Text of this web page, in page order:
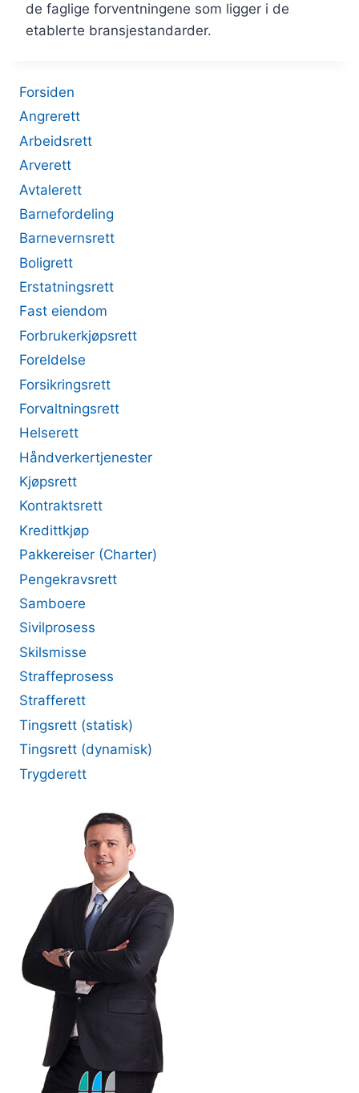
de faglige forventningene som ligger i de
etablerte bransjestandarder.
Forsiden
Angrerett
Arbeidsrett
Arverett
Avtalerett
Barnefordeling
Barnevernsrett
Boligrett
Erstatningsrett
Fast eiendom
Forbrukerkjøpsrett
Foreldelse
Forsikringsrett
Forvaltningsrett
Helserett
Håndverkertjenester
Kjøpsrett
Kontraktsrett
Kredittkjøp
Pakkereiser (Charter)
Pengekravsrett
Samboere
Sivilprosess
Skilsmisse
Straffeprosess
Strafferett
Tingsrett (statisk)
Tingsrett (dynamisk)
Trygderett